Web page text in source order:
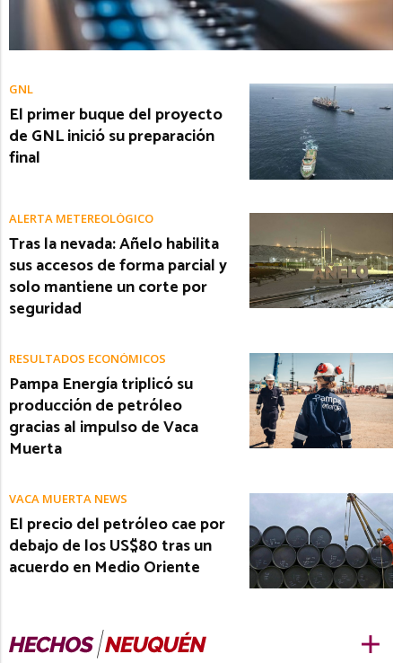
GNL
El primer buque del proyecto
de GNL inició su preparación
final
ALERTA METEREOLÓGICO
Tras la nevada: Añelo habilita
sus accesos de forma parcial y
solo mantiene un corte por
seguridad
RESULTADOS ECONÓMICOS
Pampa Energía triplicó su
producción de petróleo
gracias al impulso de Vaca
Muerta
VACA MUERTA NEWS
El precio del petróleo cae por
debajo de los US$80 tras un
acuerdo en Medio Oriente